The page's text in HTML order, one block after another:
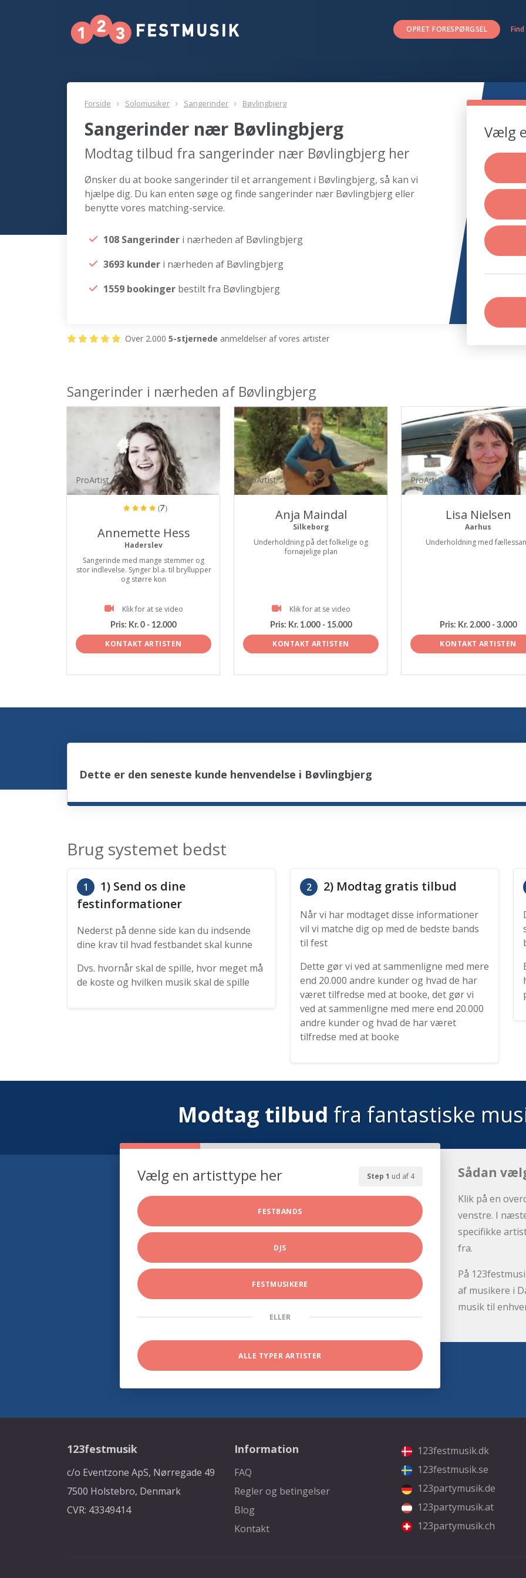
OPRET FORESPØRGSEL
Forside Solomusiker Sangerinder Bøvlingbjerg
Sangerinder nær Bøvlingbjerg
Modtag tilbud fra sangerinder nær Bøvlingbjerg her
Ønsker du at booke sangerinder til et arrangement i Bøvlingbjerg, så kan vi
hjælpe dig. Du kan enten søge og finde sangerinder nær Bøvlingbjerg eller
benytte vores matching-service.
108 Sangerinder i nærheden af Bøvlingbjerg
3693 kunder i nærheden af Bøvlingbjerg
1559 bookinger bestilt fra Bøvlingbjerg
Vælg
Over 2.000 5-stjernede anmeldelser af vores artister
Sangerinder i nærheden af Bøvlingbjerg
ProArtist
(7)
Annemette Hess
Haderslev
Sangerinde med mange stemmer og
stor indlevelse. Synger bl.a. til bryllupper
og større kon
Klik for at se video
Pris: Kr. 0 - 12.000
KONTAKT ARTISTEN
ProArtist
Anja Maindal
Silkeborg
Underholdning på det folkelige og
fornøjelige plan
Klik for at se video
Pris: Kr. 1.000 - 15.000
KONTAKT ARTISTEN
ProArtist
Lisa Nielsen
Aarhus
Underholdning med
Pris: Kr. 2.000 - 3.000
KONTAKT ARTISTEN
Dette er den seneste kunde henvendelse i Bøvlingbjerg
Brug systemet bedst
1
1) Send os dine
festinformationer
Nederst på denne side kan du indsende
dine krav til hvad festbandet skal kunne
Dvs. hvornår skal de spille, hvor meget må
de koste og hvilken musik skal de spille
2 2) Modtag gratis tilbud
Når vi har modtaget disse informationer
vil vi matche dig op med de bedste bands
til fest
Dette gør vi ved at sammenligne med mere
end 20.000 andre kunder og hvad de har
været tilfredse med at booke, det gør vi
ved at sammenligne med mere end 20.000
andre kunder og hvad de har været
tilfredse med at booke
Modtag tilbud fra fantastiske
Step 1 ud af 4
Vælg en artisttype her
FESTBANDS
DJS
FESTMUSIKERE
ELLER
ALLE TYPER ARTISTER
Sådan
Klik på en
venstre. I
specifikke
fra.
På
af musikere i
musik til
123festmusik
c/o Eventzone ApS, Nørregade 49
7500 Holstebro, Denmark
CVR: 43349414
Information
FAQ
Regler og betingelser
Blog
Kontakt
123festmusik.dk
123festmusik.se
123partymusik.de
123partymusik.at
123partymusik.ch